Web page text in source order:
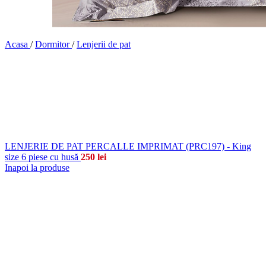
Acasa / Dormitor/ Lenjerii de pat
LENJERIE DE PAT PERCALLE IMPRIMAT (PRC197) - King
size 6 piese cu husă 250 lei
Inapoi la produse